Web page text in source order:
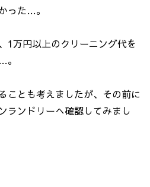
った…。
1万円以上のクリーニング代を
ことも考えましたが、その前に
ランドリーへ確認してみまし